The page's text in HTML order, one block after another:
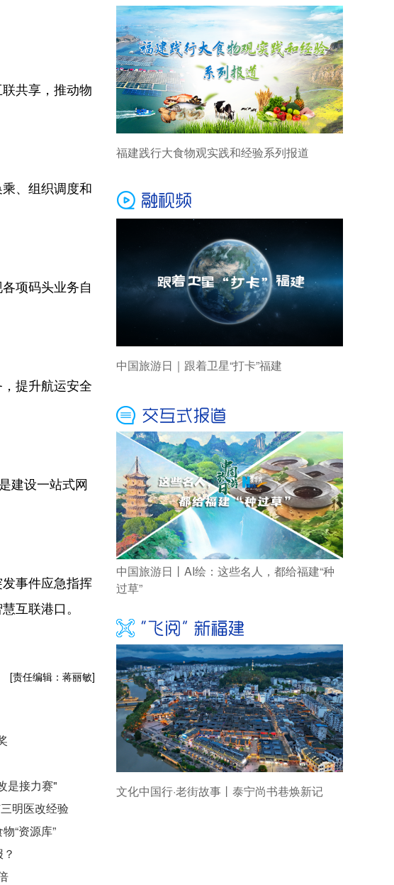
共享，推动物
、组织调度和
项码头业务自
提升航运安全
建设一站式网
事件应急指挥
互联港口。
[责任编辑：蒋丽敏]
是接力赛"
明医改经验
“资源库”
福建践行大食物观实践和经验系列报道
中国旅游日｜跟着卫星“打卡”福建
中国旅游日丨AI绘：这些名人，都给福建“种
过草”
文化中国行·老街故事丨泰宁尚书巷焕新记